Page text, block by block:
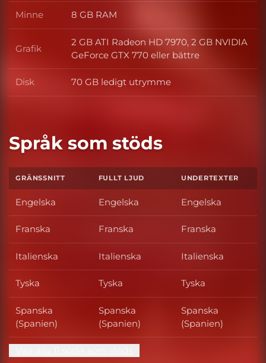
Minne Minne
8 GB RAM
Grafik Grafik
2 GB ATI Radeon HD 7970, 2 GB NVIDIA
GeForce GTX 770 eller bättre
Disk Disk
70 GB ledigt utrymme
Språk som stöds
GRÄNSSNITT FULLT LJUD UNDERTEXTER
Engelska Engelska Engelska
Franska Franska Franska
Italienska Italienska Italienska
Tyska Tyska Tyska
Spanska
(Spanien)
Spanska
(Spanien)
Spanska
(Spanien)